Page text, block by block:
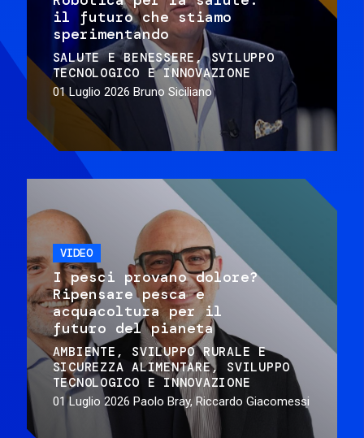
il futuro che stiamo
sperimentando
SALUTE E BENESSERE
SVILUPPO
TECNOLOGICO E INNOVAZIONE
01 Luglio 2026 Bruno Siciliano
VIDEO
I pesci provano dolore?
Ripensare pesca e
acquacoltura per il
futuro del pianeta
AMBIENTE
SVILUPPO RURALE E
SICUREZZA ALIMENTARE
SVILUPPO
TECNOLOGICO E INNOVAZIONE
01 Luglio 2026 Paolo Bray, Riccardo Giacomessi